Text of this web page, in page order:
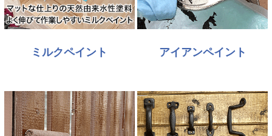
ミルクペイント アイアンペイント